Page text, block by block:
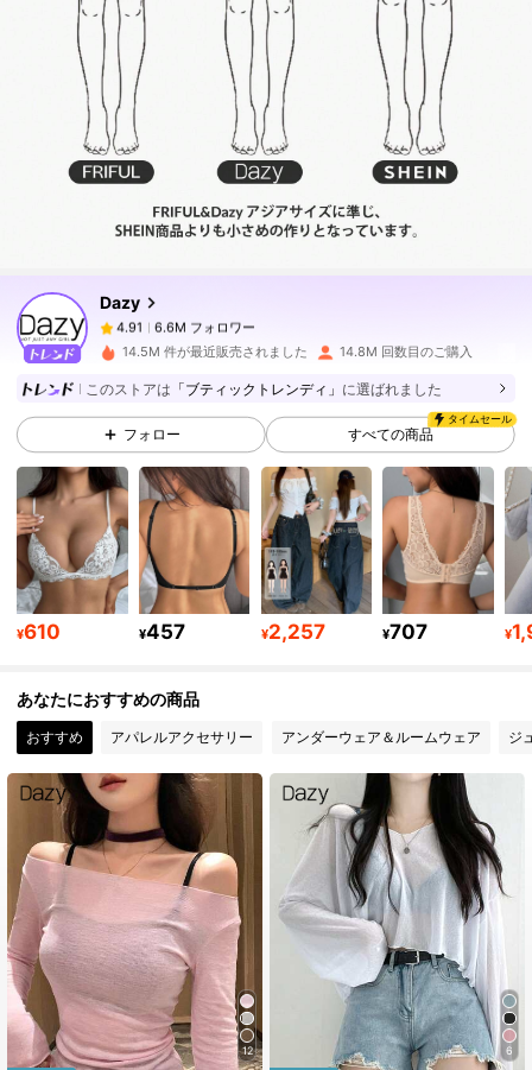
Dazy
4.91 6.6M フォロワー
4.91 6.6M フォロワー
4.91 6.6M フォロワー
4.91 6.6M フォロワー
6.6M フォロワー
4.91 6.6M フォロワー
4.91 6.6M フォロワー
4.91 6.6M フォロワー
14.5M 件が最近販売されました 14.8M 回数目のご購入
このストアは 「ブティックトレンディ」 に選ばれました
フォロー
タイムセール
すべての商品
¥610 ¥457 ¥2,257 ¥707 ¥
あなたにおすすめの商品
おすすめ アパレルアクセサリー アンダーウェア＆ルームウェア ジ
12 6